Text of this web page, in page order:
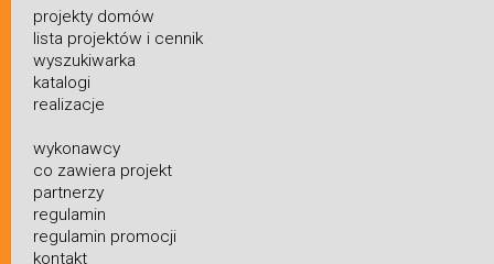
projekty domów
lista projektów i cennik
wyszukiwarka
katalogi
realizacje
wykonawcy
co zawiera projekt
partnerzy
regulamin
regulamin promocji
kontakt